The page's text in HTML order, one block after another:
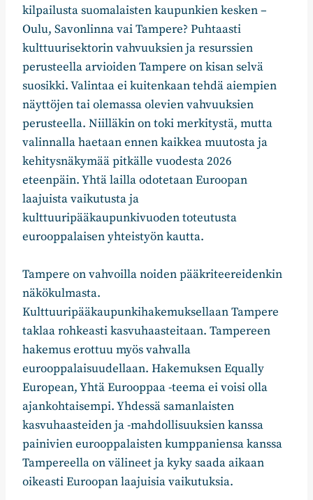
kilpailusta suomalaisten kaupunkien kesken –
Oulu, Savonlinna vai Tampere? Puhtaasti
kulttuurisektorin vahvuuksien ja resurssien
perusteella arvioiden Tampere on kisan selvä
suosikki. Valintaa ei kuitenkaan tehdä aiempien
näyttöjen tai olemassa olevien vahvuuksien
perusteella. Niilläkin on toki merkitystä, mutta
valinnalla haetaan ennen kaikkea muutosta ja
kehitysnäkymää pitkälle vuodesta 2026
eteenpäin. Yhtä lailla odotetaan Euroopan
laajuista vaikutusta ja
kulttuuripääkaupunkivuoden toteutusta
eurooppalaisen yhteistyön kautta.
Tampere on vahvoilla noiden pääkriteereidenkin
näkökulmasta.
Kulttuuripääkaupunkihakemuksellaan Tampere
taklaa rohkeasti kasvuhaasteitaan. Tampereen
hakemus erottuu myös vahvalla
eurooppalaisuudellaan. Hakemuksen Equally
European, Yhtä Eurooppaa -teema ei voisi olla
ajankohtaisempi. Yhdessä samanlaisten
kasvuhaasteiden ja -mahdollisuuksien kanssa
painivien eurooppalaisten kumppaniensa kanssa
Tampereella on välineet ja kyky saada aikaan
oikeasti Euroopan laajuisia vaikutuksia.